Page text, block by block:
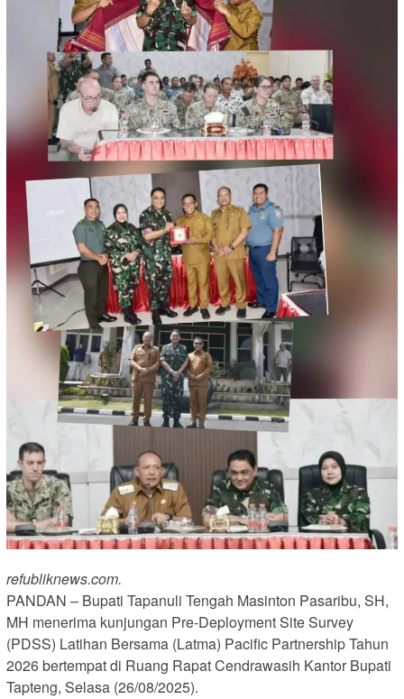
refubliknews.com.
PANDAN – Bupati Tapanuli Tengah Masinton Pasaribu, SH,
MH menerima kunjungan Pre-Deployment Site Survey
(PDSS) Latihan Bersama (Latma) Pacific Partnership Tahun
2026 bertempat di Ruang Rapat Cendrawasih Kantor Bupati
Tapteng, Selasa (26/08/2025).